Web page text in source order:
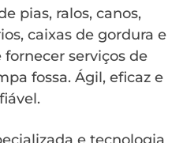
pias, ralos, canos,
caixas de gordura e
serviços de
fossa. Ágil, eficaz e